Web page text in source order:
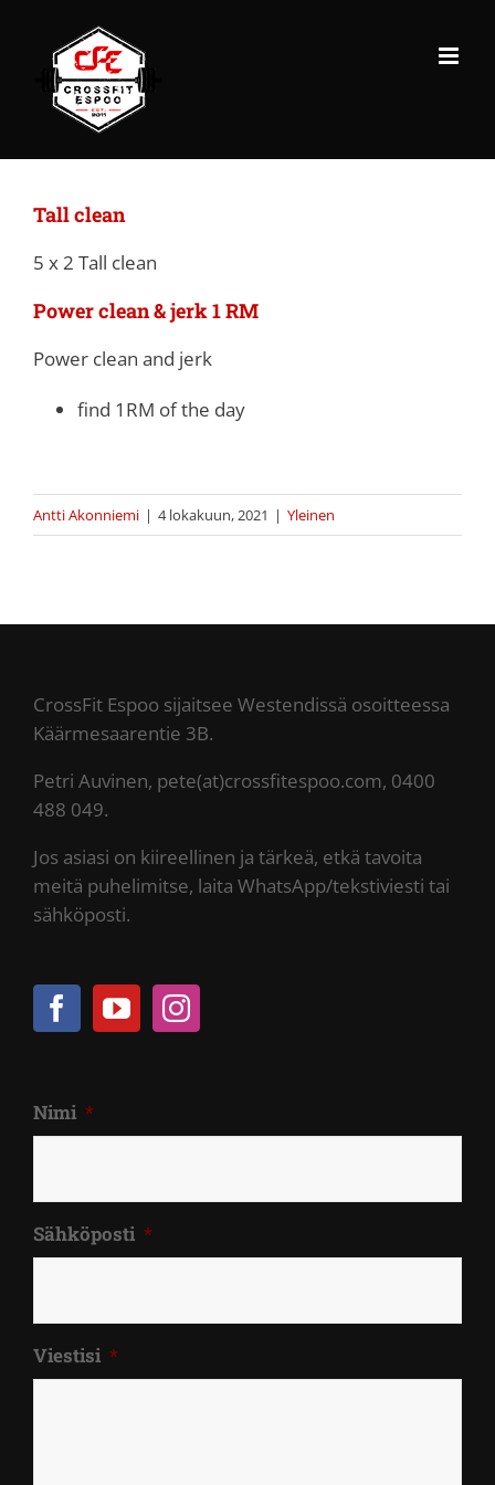
content
Tall clean
5 x 2 Tall clean
Power clean & jerk 1 RM
Power clean and jerk
find 1RM of the day
Antti Akonniemi | 4 lokakuun, 2021 | Yleinen
CrossFit Espoo sijaitsee Westendissä osoitteessa
Käärmesaarentie 3B.
Petri Auvinen, pete(at)crossfitespoo.com, 0400
488 049.
Jos asiasi on kiireellinen ja tärkeä, etkä tavoita
meitä puhelimitse, laita WhatsApp/tekstiviesti tai
sähköposti.
Nimi *
Sähköposti *
Viestisi *